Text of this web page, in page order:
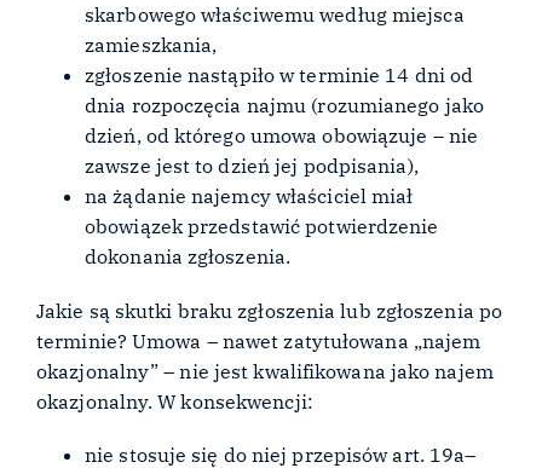
skarbowego właściwemu według miejsca
zamieszkania,
zgłoszenie nastąpiło w terminie 14 dni od
dnia rozpoczęcia najmu (rozumianego jako
dzień, od którego umowa obowiązuje – nie
zawsze jest to dzień jej podpisania),
na żądanie najemcy właściciel miał
obowiązek przedstawić potwierdzenie
dokonania zgłoszenia.
Jakie są skutki braku zgłoszenia lub zgłoszenia po
terminie? Umowa – nawet zatytułowana „najem
okazjonalny” – nie jest kwalifikowana jako najem
okazjonalny. W konsekwencji:
nie stosuje się do niej przepisów art. 19a–